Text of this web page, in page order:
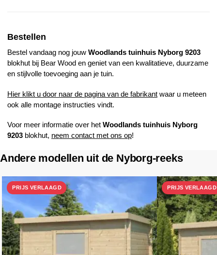
Bestellen
Bestel vandaag nog jouw Woodlands tuinhuis Nyborg 9203
blokhut bij Bear Wood en geniet van een kwalitatieve, duurzame
en stijlvolle toevoeging aan je tuin.
Hier klikt u door naar de pagina van de fabrikant waar u meteen
ook alle montage instructies vindt.
Voor meer informatie over het Woodlands tuinhuis Nyborg
9203 blokhut, neem contact met ons op!
Andere modellen uit de Nyborg-reeks